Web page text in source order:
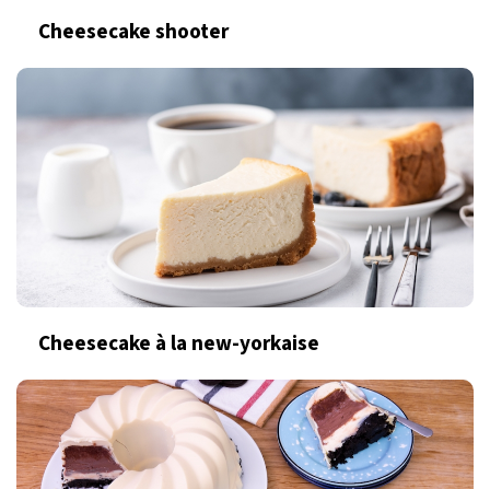
Cheesecake shooter
Cheesecake à la new-yorkaise